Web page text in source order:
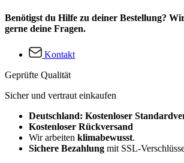
Benötigst du Hilfe zu deiner Bestellung?
gerne deine Fragen.
Kontakt
Geprüfte Qualität
Sicher und vertraut einkaufen
Deutschland: Kostenloser
Kostenloser Rückversand
Wir arbeiten klimabewusst.
Sichere Bezahlung mit SSL-